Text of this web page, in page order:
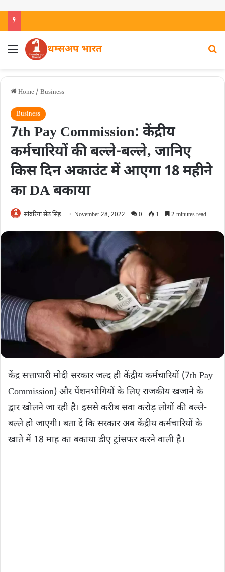
थम्सअप भारत
Home / Business
Business
7th Pay Commission: केंद्रीय
कर्मचारियों की बल्ले-बल्ले‚ जानिए
किस दिन अकाउंट में आएगा 18 महीने
का DA बकाया
सांवरिया सेठ सिंह November 28, 2022 0 1 2 minutes read
केंद्र सत्ताधारी मोदी सरकार जल्द ही केंद्रीय कर्मचारियों (7th Pay
Commission) और पेंशनभोगियों के लिए राजकीय खजाने के
द्वार खोलने जा रही है। इससे करीब सवा करोड़ लोगों की बल्ले-
बल्ले हो जाएगी। बता दें कि सरकार अब केंद्रीय कर्मचारियों के
खाते में 18 माह का बकाया डीए ट्रांसफर करने वाली है।